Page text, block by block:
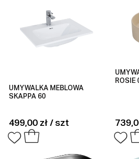
UMYWALKA MEBLOWA
SKAPPA 60
499,00 zł / szt
ROSIE